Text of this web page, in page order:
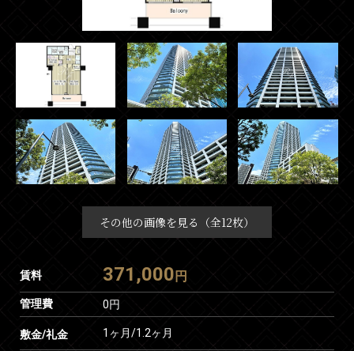
その他の画像を見る（全12枚）
賃料 371,000 円
管理費 0円
敷金/礼金 1ヶ月/1.2ヶ月